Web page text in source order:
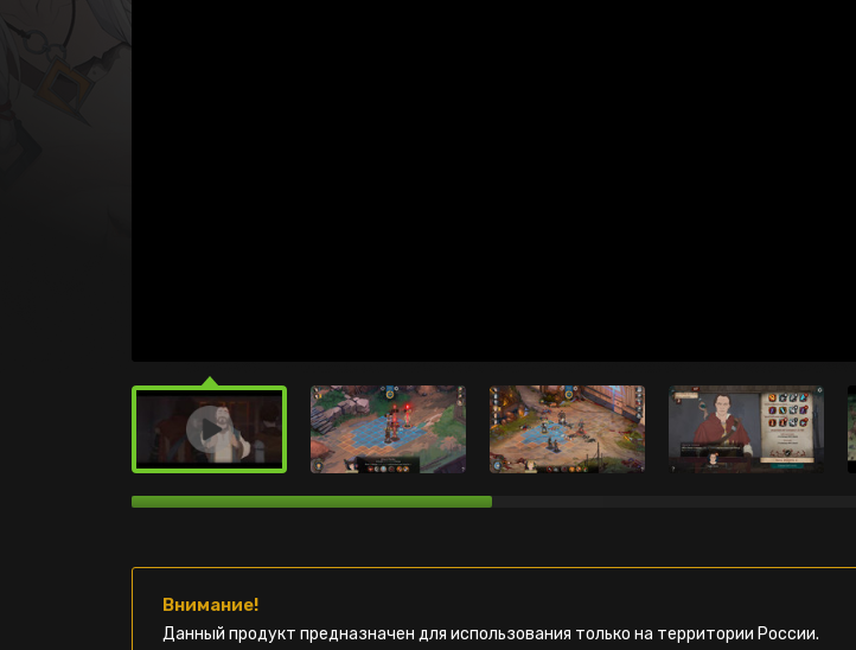
Внимание!
Данный продукт предназначен для использования только на территории России.